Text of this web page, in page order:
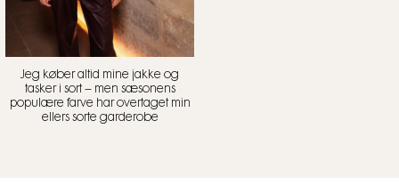
Jeg køber altid mine jakke og
tasker i sort – men sæsonens
populære farve har overtaget min
ellers sorte garderobe